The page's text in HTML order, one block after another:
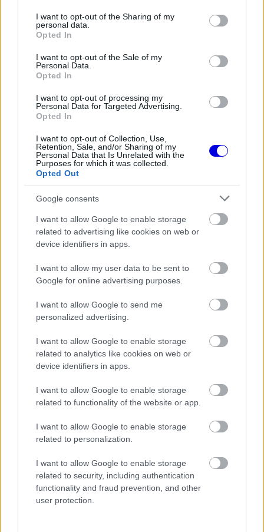
not limited to your visit or usage behaviour. You may click to
grant or deny consent to Google and its third-party tags to
use your data for below specified purposes in below Google
consent section.
I want to opt-out of the Sharing of my
personal data.
Opted In
I want to opt-out of the Sale of my
Personal Data.
Opted In
I want to opt-out of processing my
Personal Data for Targeted Advertising.
Opted In
I want to opt-out of Collection, Use,
Retention, Sale, and/or Sharing of my
Personal Data that Is Unrelated with the
Purposes for which it was collected.
Opted Out
Google consents
I want to allow Google to enable storage
related to advertising like cookies on web or
device identifiers in apps.
I want to allow my user data to be sent to
Google for online advertising purposes.
I want to allow Google to send me
personalized advertising.
I want to allow Google to enable storage
related to analytics like cookies on web or
device identifiers in apps.
I want to allow Google to enable storage
related to functionality of the website or app.
I want to allow Google to enable storage
related to personalization.
I want to allow Google to enable storage
related to security, including authentication
functionality and fraud prevention, and other
user protection.
This
modal
window.
The media could not be loaded, either because
is not supported.
A szurkolók azonnal elkezdték méltatni a kisfiú
egyik rajongó, míg egy másik hozzátette:
„Komolyan veszi a feladatát, szuper."
EZEKET IS AJÁNLJUK
FORMA-1
volt, agresszív fejlesztési rohamot
indít az Aston Martin
FORMA-1
Sergio Perez válthatja Carlos
FORMA-1
Adrian Newey tiszta vizet öntött a
pohárba Fernando Alonso jövőjéről